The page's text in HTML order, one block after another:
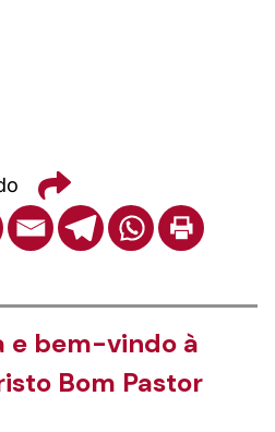
e bem-vindo à
Bom Pastor